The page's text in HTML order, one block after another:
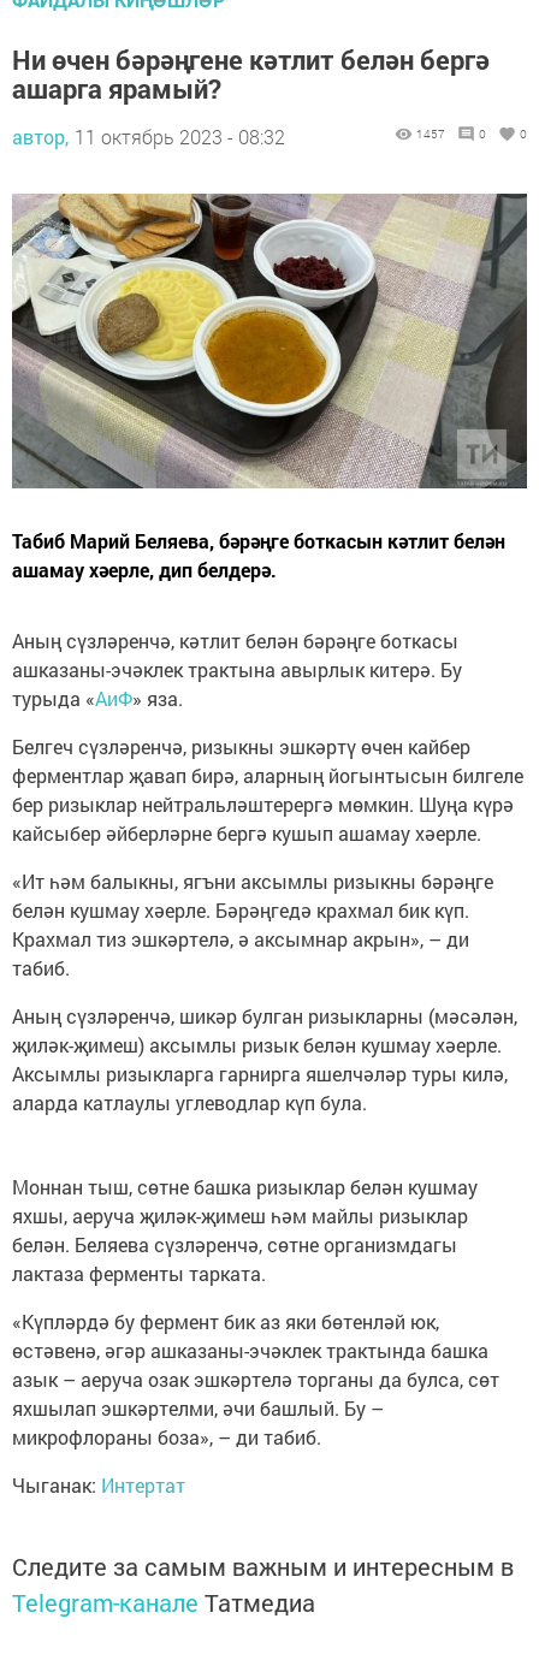
Ни өчен бәрәңгене кәтлит белән бергә
ашарга ярамый?
автор, 11 октябрь 2023 - 08:32 1457 0 0
Табиб Марий Беляева, бәрәңге боткасын кәтлит белән
ашамау хәерле, дип белдерә.
Аның сүзләренчә, кәтлит белән бәрәңге боткасы
ашказаны-эчәклек трактына авырлык китерә. Бу
турыда «АиФ» яза.
Белгеч сүзләренчә, ризыкны эшкәртү өчен кайбер
ферментлар җавап бирә, аларның йогынтысын билгеле
бер ризыклар нейтральләштерергә мөмкин. Шуңа күрә
кайсыбер әйберләрне бергә кушып ашамау хәерле.
«Ит һәм балыкны, ягъни аксымлы ризыкны бәрәңге
белән кушмау хәерле. Бәрәңгедә крахмал бик күп.
Крахмал тиз эшкәртелә, ә аксымнар акрын», – ди
табиб.
Аның сүзләренчә, шикәр булган ризыкларны (мәсәлән,
җиләк-җимеш) аксымлы ризык белән кушмау хәерле.
Аксымлы ризыкларга гарнирга яшелчәләр туры килә,
аларда катлаулы углеводлар күп була.
Моннан тыш, сөтне башка ризыклар белән кушмау
яхшы, аеруча җиләк-җимеш һәм майлы ризыклар
белән. Беляева сүзләренчә, сөтне организмдагы
лактаза ферменты тарката.
«Күпләрдә бу фермент бик аз яки бөтенләй юк,
өстәвенә, әгәр ашказаны-эчәклек трактында башка
азык – аеруча озак эшкәртелә торганы да булса, сөт
яхшылап эшкәртелми, әчи башлый. Бу –
микрофлораны боза», – ди табиб.
Чыганак: Интертат
Следите за самым важным и интересным в
Telegram-канале Татмедиа